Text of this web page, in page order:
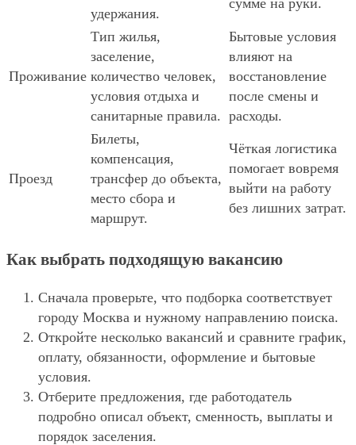
удержания.
сумме на руки.
Проживание
Тип жилья,
заселение,
количество человек,
условия отдыха и
санитарные правила.
Бытовые условия
влияют на
восстановление
после смены и
расходы.
Проезд
Билеты,
компенсация,
трансфер до объекта,
место сбора и
маршрут.
Чёткая логистика
помогает вовремя
выйти на работу
без лишних затрат.
Как выбрать подходящую вакансию
Сначала проверьте, что подборка соответствует
городу Москва и нужному направлению поиска.
Откройте несколько вакансий и сравните график,
оплату, обязанности, оформление и бытовые
условия.
Отберите предложения, где работодатель
подробно описал объект, сменность, выплаты и
порядок заселения.